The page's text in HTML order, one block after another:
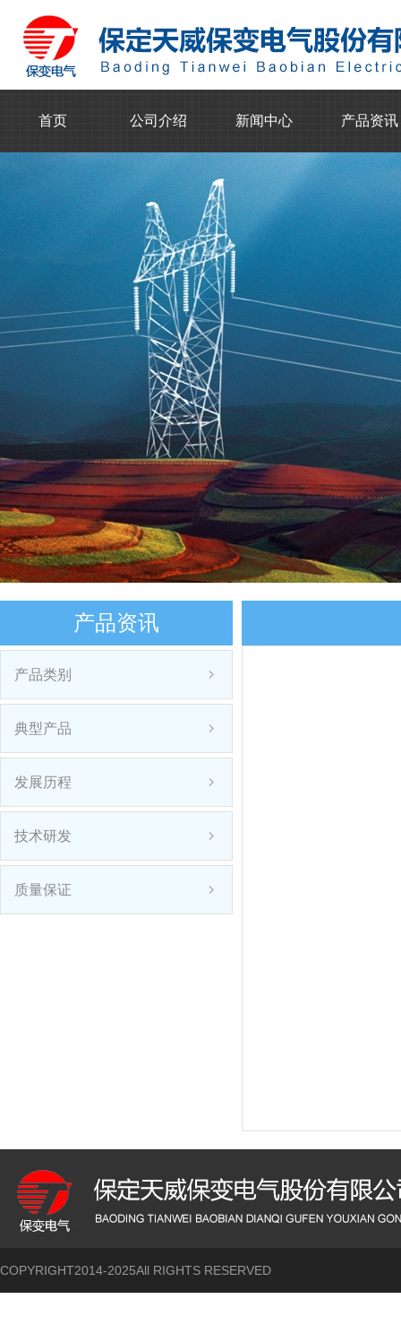
首页 公司介绍 新闻中心 产品资讯
产品资讯
产品类别
典型产品
发展历程
技术研发
质量保证
COPYRIGHT2014-2025All RIGHTS RESERVED